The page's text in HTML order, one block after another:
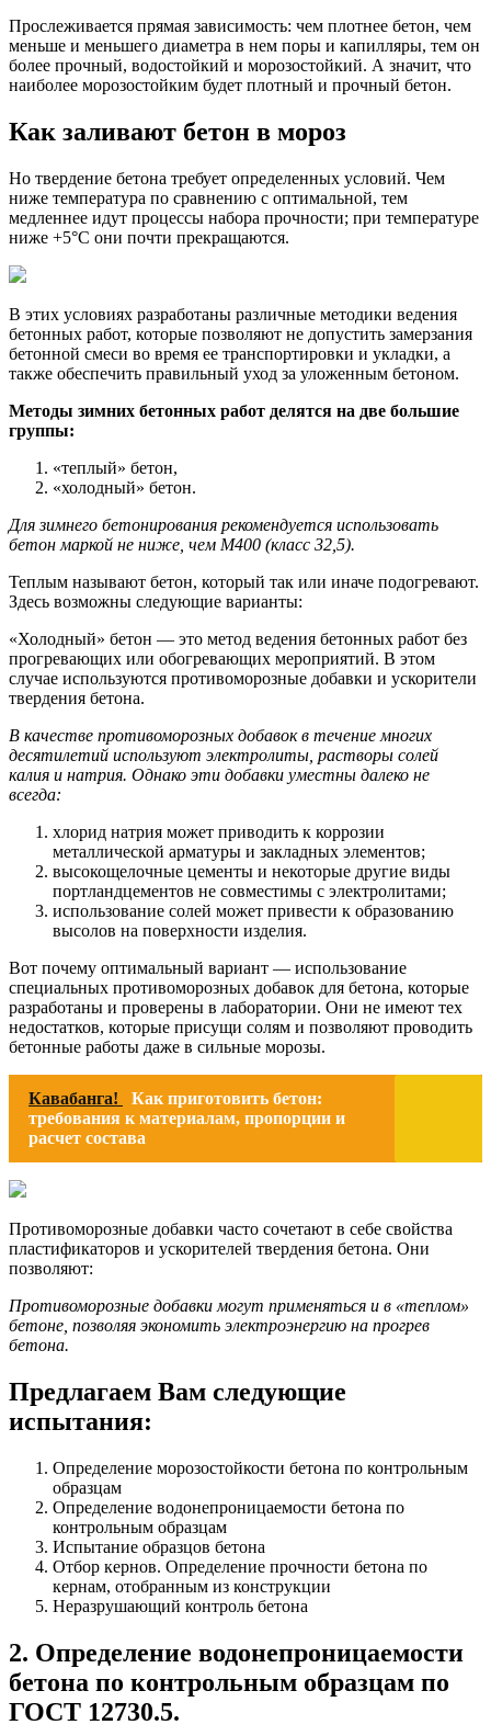
Прослеживается прямая зависимость: чем плотнее бетон, чем
меньше и меньшего диаметра в нем поры и капилляры, тем он
более прочный, водостойкий и морозостойкий. А значит, что
наиболее морозостойким будет плотный и прочный бетон.
Как заливают бетон в мороз
Но твердение бетона требует определенных условий. Чем
ниже температура по сравнению с оптимальной, тем
медленнее идут процессы набора прочности; при температуре
ниже +5°С они почти прекращаются.
В этих условиях разработаны различные методики ведения
бетонных работ, которые позволяют не допустить замерзания
бетонной смеси во время ее транспортировки и укладки, а
также обеспечить правильный уход за уложенным бетоном.
Методы зимних бетонных работ делятся на две большие
группы:
«теплый» бетон,
«холодный» бетон.
Для зимнего бетонирования рекомендуется использовать
бетон маркой не ниже, чем М400 (класс 32,5).
Теплым называют бетон, который так или иначе подогревают.
Здесь возможны следующие варианты:
«Холодный» бетон — это метод ведения бетонных работ без
прогревающих или обогревающих мероприятий. В этом
случае используются противоморозные добавки и ускорители
твердения бетона.
В качестве противоморозных добавок в течение многих
десятилетий используют электролиты, растворы солей
калия и натрия. Однако эти добавки уместны далеко не
всегда:
хлорид натрия может приводить к коррозии
металлической арматуры и закладных элементов;
высокощелочные цементы и некоторые другие виды
портландцементов не совместимы с электролитами;
использование солей может привести к образованию
высолов на поверхности изделия.
Вот почему оптимальный вариант — использование
специальных противоморозных добавок для бетона, которые
разработаны и проверены в лаборатории. Они не имеют тех
недостатков, которые присущи солям и позволяют проводить
бетонные работы даже в сильные морозы.
Кавабанга!
Как приготовить бетон:
требования к материалам, пропорции и
расчет состава
Противоморозные добавки часто сочетают в себе свойства
пластификаторов и ускорителей твердения бетона. Они
позволяют:
Противоморозные добавки могут применяться и в «теплом»
бетоне, позволяя экономить электроэнергию на прогрев
бетона.
Предлагаем Вам следующие
испытания:
Определение морозостойкости бетона по контрольным
образцам
Определение водонепроницаемости бетона по
контрольным образцам
Испытание образцов бетона
Отбор кернов. Определение прочности бетона по
кернам, отобранным из конструкции
Неразрушающий контроль бетона
2. Определение водонепроницаемости
бетона по контрольным образцам по
ГОСТ 12730.5.